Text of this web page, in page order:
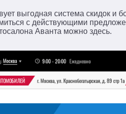
выгодная система скидок и
с действующими
Аванта можно здесь.